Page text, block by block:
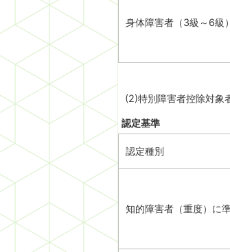
身体障害者（3級～6級
(2)特別障害者控除対象
認定基準
認定種別
知的障害者（重度）に